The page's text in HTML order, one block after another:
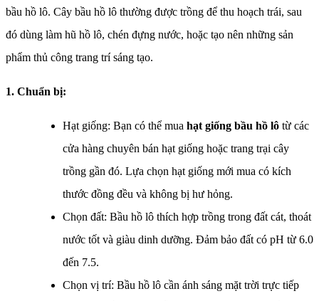
bầu hồ lô. Cây bầu hồ lô thường được trồng để thu hoạch trái, sau
đó dùng làm hũ hồ lô, chén đựng nước, hoặc tạo nên những sản
phẩm thủ công trang trí sáng tạo.
1. Chuẩn bị:
Hạt giống: Bạn có thể mua hạt giống bầu hồ lô từ các
cửa hàng chuyên bán hạt giống hoặc trang trại cây
trồng gần đó. Lựa chọn hạt giống mới mua có kích
thước đồng đều và không bị hư hỏng.
Chọn đất: Bầu hồ lô thích hợp trồng trong đất cát, thoát
nước tốt và giàu dinh dưỡng. Đảm bảo đất có pH từ 6.0
đến 7.5.
Chọn vị trí: Bầu hồ lô cần ánh sáng mặt trời trực tiếp